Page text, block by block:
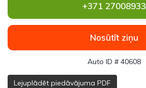
+371 27008933
Nosūtīt ziņu
Auto ID # 40608
Lejuplādēt piedāvājuma PDF